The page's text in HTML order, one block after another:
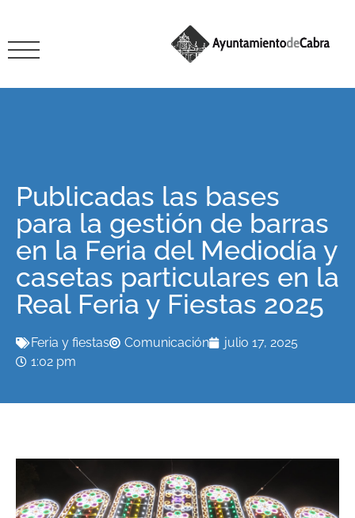
Publicadas las bases
para la gestión de barras
en la Feria del Mediodía y
casetas particulares en la
Real Feria y Fiestas 2025
Feria y fiestas Comunicación
julio 17, 2025
1:02 pm